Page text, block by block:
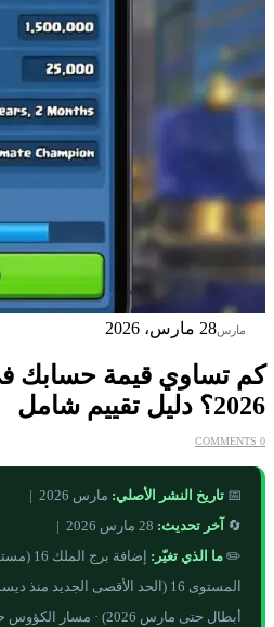
مارس28 مارس، 2026
كم تساوي قيمة حسابك
2026؟ دليل تقييم شامل
0 COMMENTS
📅 تاريخ النشر الأصلي: مارس 2026 |
🔄 آخر تحديث:
✏️ ما الذي تغيّر: